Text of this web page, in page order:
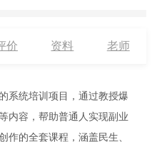
价 资料 老师
系统培训项目，通过教授爆
内容，帮助普通人实现副业
作的全套课程，涵盖民生、